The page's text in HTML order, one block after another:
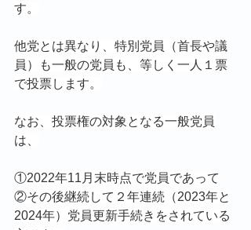
す。
他党とは異なり、特別党員（首長や議
員）も一般の党員も、等しく一人１票
で投票します。
なお、投票権の対象となる一般党員
は、
①2022年11月末時点で党員であって
②その後継続して２年連続（2023年と
2024年）党員更新手続きをされている